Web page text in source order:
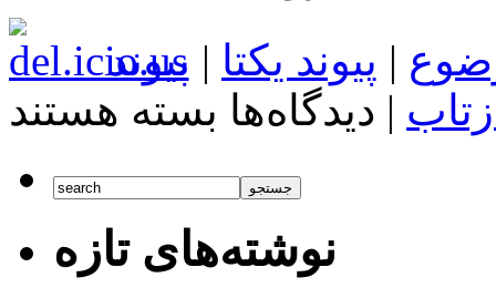
| پیوند یکتا | پیوند
| دیدگاه‌هابرای
اخبار
Store
اپل
بازگشایی
می
بسته هستند
نوشته‌های تازه